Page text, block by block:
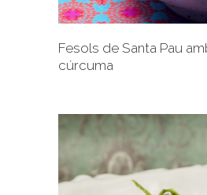
Fesols de Santa Pau
cúrcuma